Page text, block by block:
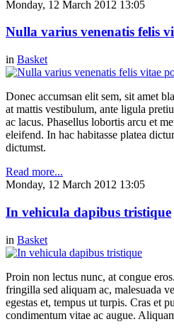
Monday, 12 March 2012 13:05
Nulla varius venenatis felis
in Basket
Donec accumsan elit sem, sit amet
at mattis vestibulum, ante ligula
ac lacus. Phasellus lobortis arcu et
eleifend. In hac habitasse platea
dictumst.
Read more...
Monday, 12 March 2012 13:05
In vehicula dapibus tristique
in Basket
Proin non lectus nunc, at congue
fringilla sed aliquam ac, malesuada
egestas et, tempus ut turpis. Cras et
condimentum vitae ac augue.